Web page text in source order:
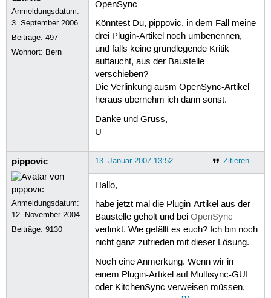
Anmeldungsdatum:
3. September 2006
Beiträge:497
Wohnort: Bern
OpenSync
Könntest Du, pippovic, in dem Fall meine
drei Plugin-Artikel noch umbenennen,
und falls keine grundlegende Kritik
auftaucht, aus der Baustelle
verschieben?
Die Verlinkung ausm OpenSync-Artikel
heraus übernehm ich dann sonst.
Danke und Gruss,
U
pippovic
Anmeldungsdatum:
12. November 2004
Beiträge:9130
Zitieren
13. Januar 2007 13:52
Hallo,
habe jetzt mal die Plugin-Artikel aus der
Baustelle geholt und bei OpenSync
verlinkt. Wie gefällt es euch? Ich bin noch
nicht ganz zufrieden mit dieser Lösung.
Noch eine Anmerkung. Wenn wir in
einem Plugin-Artikel auf Multisync-GUI
oder KitchenSync verweisen müssen,